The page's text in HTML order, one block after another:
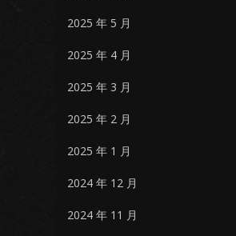
2025 年 5 月
2025 年 4 月
2025 年 3 月
2025 年 2 月
2025 年 1 月
2024 年 12 月
2024 年 11 月